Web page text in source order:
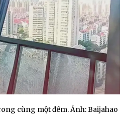
cùng một đêm. Ảnh: Baijahao